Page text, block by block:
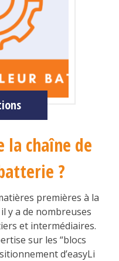
la chaîne de
?
premières à la
y a de nombreuses
et intermédiaires.
sur les “blocs
d’easyLi